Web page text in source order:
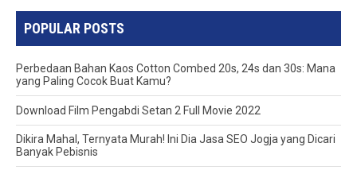
POPULAR POSTS
Perbedaan Bahan Kaos Cotton Combed 20s, 24s dan 30s: Mana
yang Paling Cocok Buat Kamu?
Download Film Pengabdi Setan 2 Full Movie 2022
Dikira Mahal, Ternyata Murah! Ini Dia Jasa SEO Jogja yang Dicari
Banyak Pebisnis